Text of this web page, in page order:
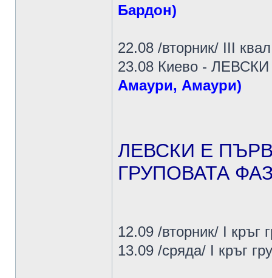
Бардон)
22.08 /вторник/ III
23.08 Киево - ЛЕВСКИ
Амаури, Амаури)
ЛЕВСКИ Е
ГРУПОВАТА
12.09 /вторник/ I кръг
13.09 /сряда/ I кръг